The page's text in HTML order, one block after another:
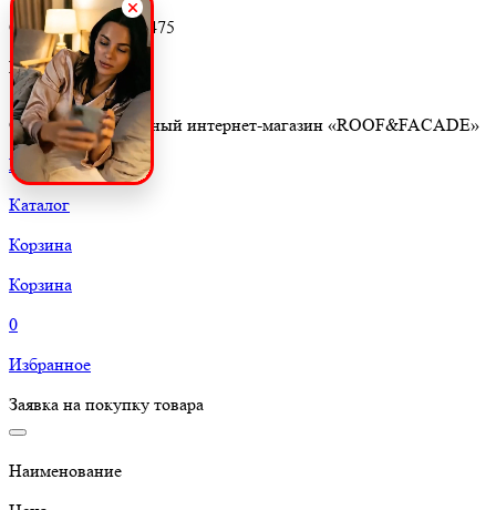
ОГРН 1227700212475
ИНН 9710097508
© 2026. Строительный интернет-магазин «ROOF&FACADE»
Главная
Каталог
Корзина
Корзина
0
Избранное
Заявка на покупку товара
Наименование